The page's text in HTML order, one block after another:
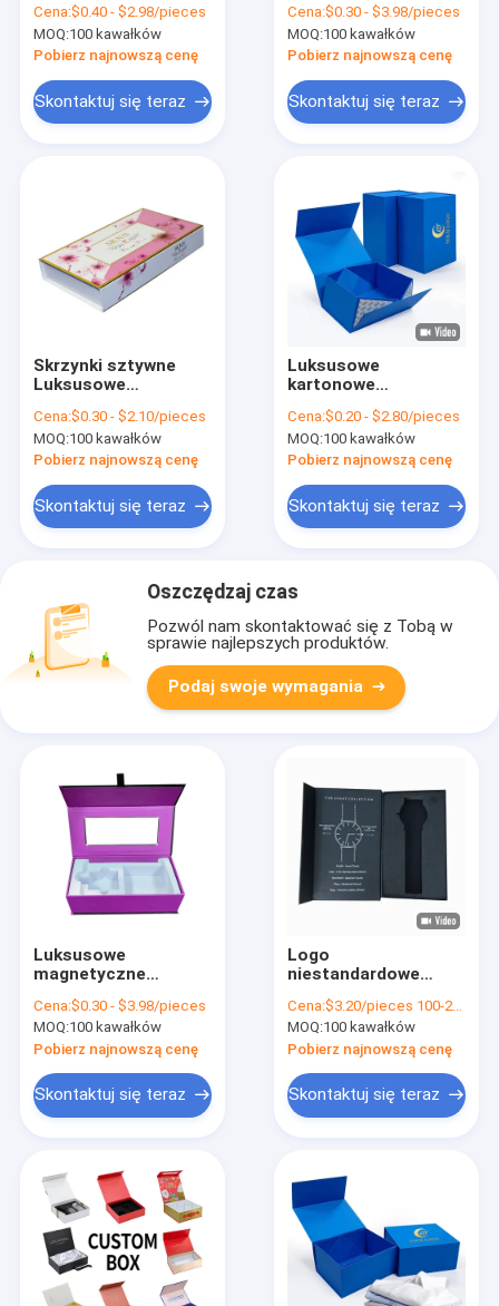
papieru Clamshell
Gift Box Custom
Print
Cena:$0.40 - $2.98/pieces
MOQ:100 kawałków
Pobierz najnowszą cenę
Skontaktuj się teraz
Cena:$0.30 - $3.98/pieces
MOQ:100 kawałków
Pobierz najnowszą cenę
Skontaktuj się teraz
Skrzynki sztywne
Luksusowe
pielęgnacji twarzy
Masażery, krem
przeciwsłoneczny,
przeciwsłoneczny,
kosmetyki, karton
opakowania
Cena:$0.30 - $2.10/pieces
MOQ:100 kawałków
Pobierz najnowszą cenę
Skontaktuj się teraz
Luksusowe
kartonowe
magnetyczne
pudełko A3 A4 A5
Cena:$0.20 - $2.80/pieces
MOQ:100 kawałków
Pobierz najnowszą cenę
Skontaktuj się teraz
Oszczędzaj czas
Pozwól nam skontaktować się z Tobą w
sprawie najlepszych produktów.
Podaj swoje wymagania
Luksusowe
magnetyczne
do ładowarki Power
Bank
Cena:$0.30 - $3.98/pieces
MOQ:100 kawałków
Pobierz najnowszą cenę
Skontaktuj się teraz
Logo
niestandardowe
Cardboard Smart
Watch Magnetic Gift
Packaging Box
Jednorazowy
zegarek z pianą
Cena:$3.20/pieces 100-2999 pieces
MOQ:100 kawałków
Pobierz najnowszą cenę
Skontaktuj się teraz